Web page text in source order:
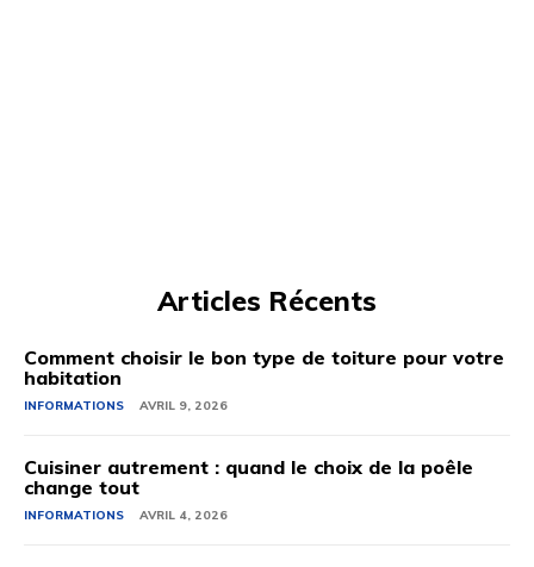
Articles Récents
Comment choisir le bon type de toiture pour votre
habitation
INFORMATIONS AVRIL 9, 2026
Cuisiner autrement : quand le choix de la poêle
change tout
INFORMATIONS AVRIL 4, 2026